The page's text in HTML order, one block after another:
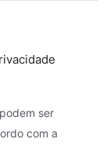
ser
com a